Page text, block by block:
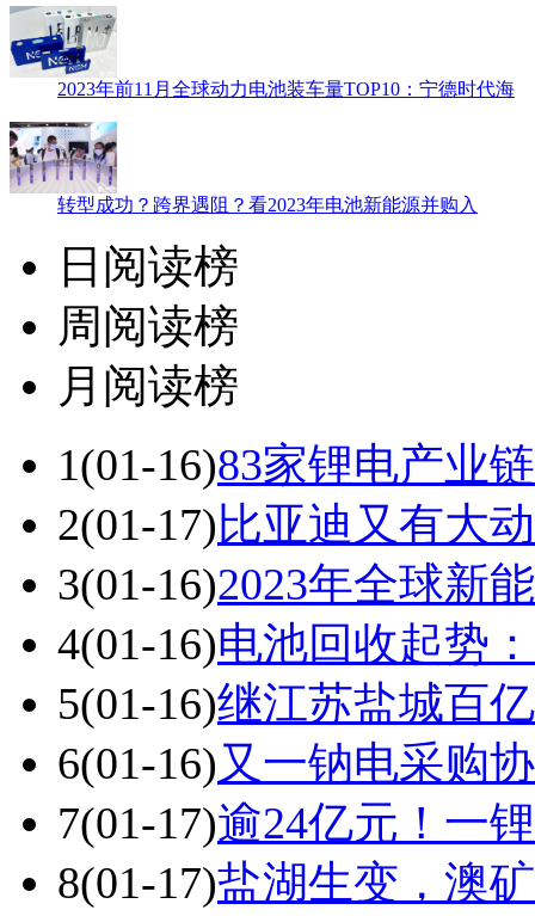
2023年前11月全球动力电池装车量TOP10：宁德时代海
转型成功？跨界遇阻？看2023年电池新能源并购入
日阅读榜
周阅读榜
月阅读榜
1(01-16)83家锂电产业
2(01-17)比亚迪又有大
3(01-16)2023年全球新
4(01-16)电池回收起势
5(01-16)继江苏盐城百
6(01-16)又一钠电采购
7(01-17)逾24亿元！一
8(01-17)盐湖生变，澳